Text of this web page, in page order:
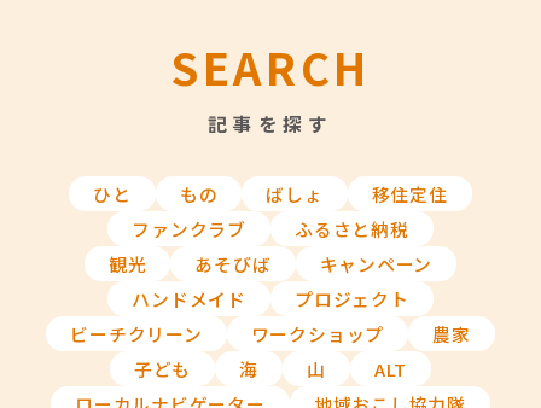
SEARCH
記事を探す
ひと もの ばしょ
移住定住
ファンクラブ
ふるさと納税
観光
あそびば
キャンペーン
ハンドメイド
プロジェクト
ビーチクリーン
ワークショップ
農家
子ども
海 山
ALT